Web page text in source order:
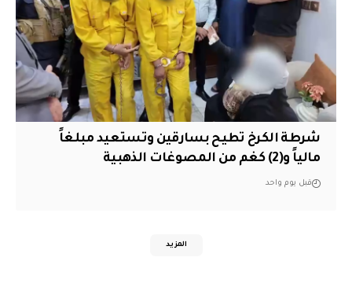
شرطة الكرخ تطيح بسارقين وتستعيد مبلغاً
مالياً و(2) كغم من المصوغات الذهبية
قبل يوم واحد
المزيد